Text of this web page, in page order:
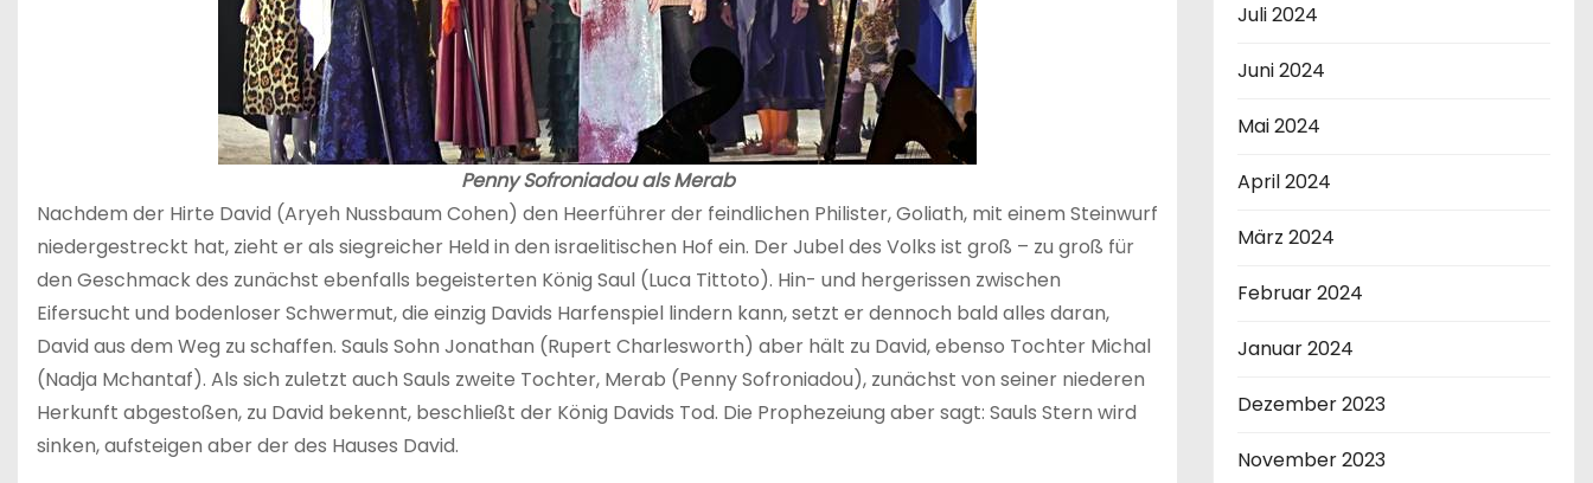
Penny Sofroniadou als Merab
Nachdem der Hirte David (Aryeh Nussbaum Cohen) den Heerführer der feindlichen Philister, Goliath, mit einem Steinwurf
niedergestreckt hat, zieht er als siegreicher Held in den israelitischen Hof ein. Der Jubel des Volks ist groß – zu groß für
den Geschmack des zunächst ebenfalls begeisterten König Saul (Luca Tittoto). Hin- und hergerissen zwischen
Eifersucht und bodenloser Schwermut, die einzig Davids Harfenspiel lindern kann, setzt er dennoch bald alles daran,
David aus dem Weg zu schaffen. Sauls Sohn Jonathan (Rupert Charlesworth) aber hält zu David, ebenso Tochter Michal
(Nadja Mchantaf). Als sich zuletzt auch Sauls zweite Tochter, Merab (Penny Sofroniadou), zunächst von seiner niederen
Herkunft abgestoßen, zu David bekennt, beschließt der König Davids Tod. Die Prophezeiung aber sagt: Sauls Stern wird
sinken, aufsteigen aber der des Hauses David.
Juli 2024
Juni 2024
Mai 2024
April 2024
März 2024
Februar 2024
Januar 2024
Dezember 2023
November 2023